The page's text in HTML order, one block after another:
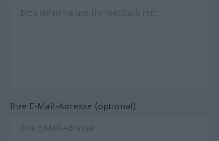
Ihre E-Mail-Adresse (optional)